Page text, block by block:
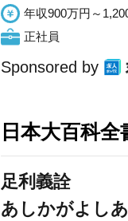
年収900万円～
正社員
Sponsored by
日本大百科
足利義詮
あしかがよし